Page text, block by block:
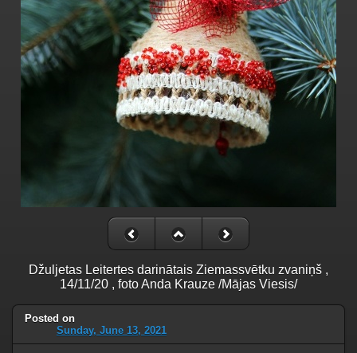
Džuljetas Leitertes darinātais Ziemassvētku zvaniņš ,
14/11/20 , foto Anda Krauze /Mājas Viesis/
Posted on
Sunday, June 13, 2021